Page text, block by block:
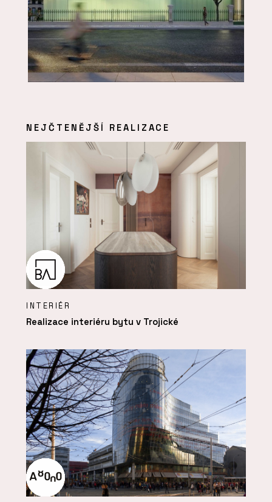
NEJČTENĚJŠÍ REALIZACE
INTERIÉR
Realizace interiéru bytu v Trojické